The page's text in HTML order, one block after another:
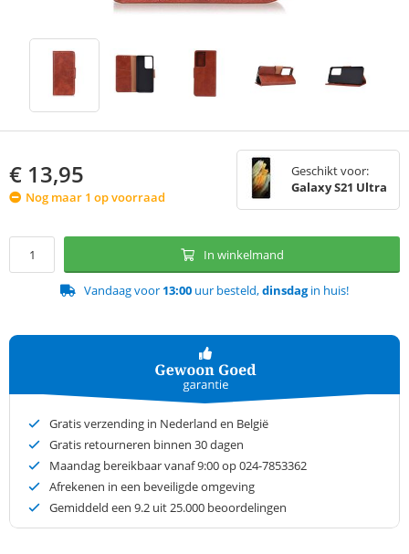
€ 13,95
Nog maar 1 op voorraad
Geschikt voor:
Galaxy S21 Ultra
In winkelmand
Vandaag voor 13:00 uur besteld,dinsdagin huis!
Gratis verzending in Nederland en België
Gratis retourneren binnen 30 dagen
Maandag bereikbaar vanaf 9:00 op 024-7853362
Afrekenen in een beveiligde omgeving
Gemiddeld een 9.2 uit 25.000 beoordelingen